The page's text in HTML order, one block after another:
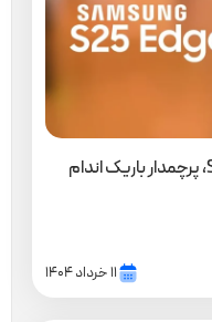
معرفی و بررسی گلکسی S25 Edge، پرچمدار باریک اندام
۱۱ خرداد ۱۴۰۴